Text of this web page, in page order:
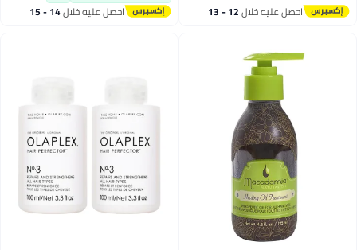
احصل عليه خلال 12 - 13 احصل عليه خلال 14 - 15